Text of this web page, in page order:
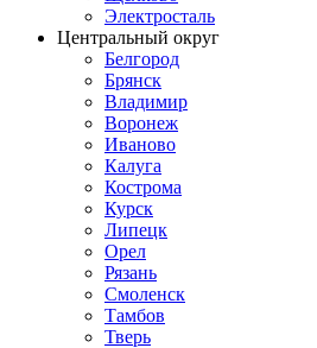
Электросталь
Центральный округ
Белгород
Брянск
Владимир
Воронеж
Иваново
Калуга
Кострома
Курск
Липецк
Орел
Рязань
Смоленск
Тамбов
Тверь